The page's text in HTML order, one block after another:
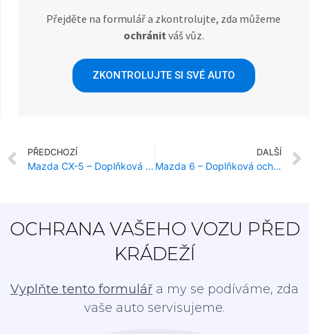
Přejděte na formulář a zkontrolujte, zda můžeme
ochránit váš vůz.
ZKONTROLUJTE SI SVÉ AUTO
PŘEDCHOZÍ
Mazda CX-5 – Doplňková ochrana proti krádeži
DALŠÍ
Mazda 6 – Doplňková ochrana proti krádeži
OCHRANA VAŠEHO VOZU PŘED
KRÁDEŽÍ
Vyplňte tento formulář a my se podíváme, zda
vaše auto servisujeme.